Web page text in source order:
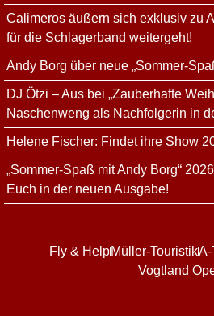
Calimeros äußern sich exklusiv zu
für die Schlagerband weitergeht!
Andy Borg über neue „Sommer-
DJ Ötzi – Aus bei „Zauberhafte
Naschenweng als Nachfolgerin in
Helene Fischer: Findet ihre Show
„Sommer-Spaß mit Andy Borg“
Euch in der neuen Ausgabe!
Fly & HelpMüller-TouristikA-
Vogtland